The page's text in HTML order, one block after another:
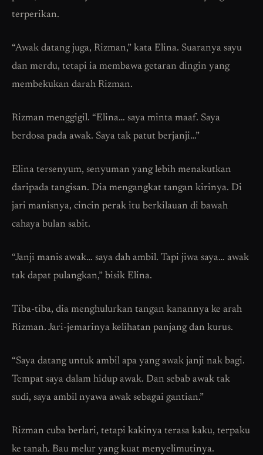
terperikan.
“Awak datang juga, Rizman,” kata Elina. Suaranya sayu
dan merdu, tetapi ia membawa getaran dingin yang
membekukan darah Rizman.
Rizman menggigil. “Elina… saya minta maaf. Saya
berdosa pada awak. Saya tak patut berjanji…”
Elina tersenyum, senyuman yang lebih menakutkan
daripada tangisan. Dia mengangkat tangan kirinya. Di
jari manisnya, cincin perak itu berkilauan di bawah
cahaya bulan sabit.
“Janji manis awak… saya dah ambil. Tapi jiwa saya… awak
tak dapat pulangkan,” bisik Elina.
Tiba-tiba, dia menghulurkan tangan kanannya ke arah
Rizman. Jari-jemarinya kelihatan panjang dan kurus.
“Saya datang untuk ambil apa yang awak janji nak bagi.
Tempat saya dalam hidup awak. Dan sebab awak tak
sudi, saya ambil nyawa awak sebagai gantian.”
Rizman cuba berlari, tetapi kakinya terasa kaku, terpaku
ke tanah. Bau melur yang kuat menyelimutinya.